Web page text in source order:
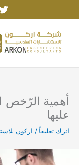
أهمية الرّخص
عليها
اترك تعليقاً / اركون